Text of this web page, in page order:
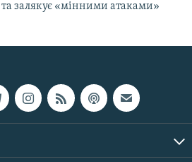
та залякує «мінними атаками»